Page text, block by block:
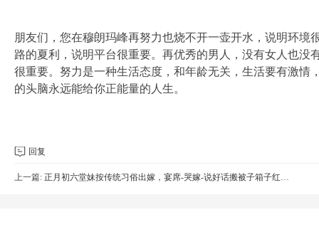
朋友们，您在穆朗玛峰再努力也烧不开一壶开水，说明环
路的夏利，说明平台很重要。再优秀的男人，没有女人也
很重要。努力是一种生活态度，和年龄无关，生活要有激
的头脑永远能给你正能量的人生。
回复
上一篇: 正月初六堂妹按传统习俗出嫁，宴席-哭嫁-说好话搬被子箱子红桶等-新娘上车-拦喜烟-...